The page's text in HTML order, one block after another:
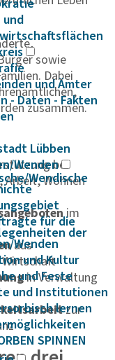
und
und Ämter
- Daten - Fakten
Lübben
Wenden
Wendische
für die
der
Wenden
und Kultur
und Feste
und Institutionen
lernen
SPINNEN
sowie
Dabei
zusammen.
bei
Wohnen
im
aus
in Verwaltung
zur